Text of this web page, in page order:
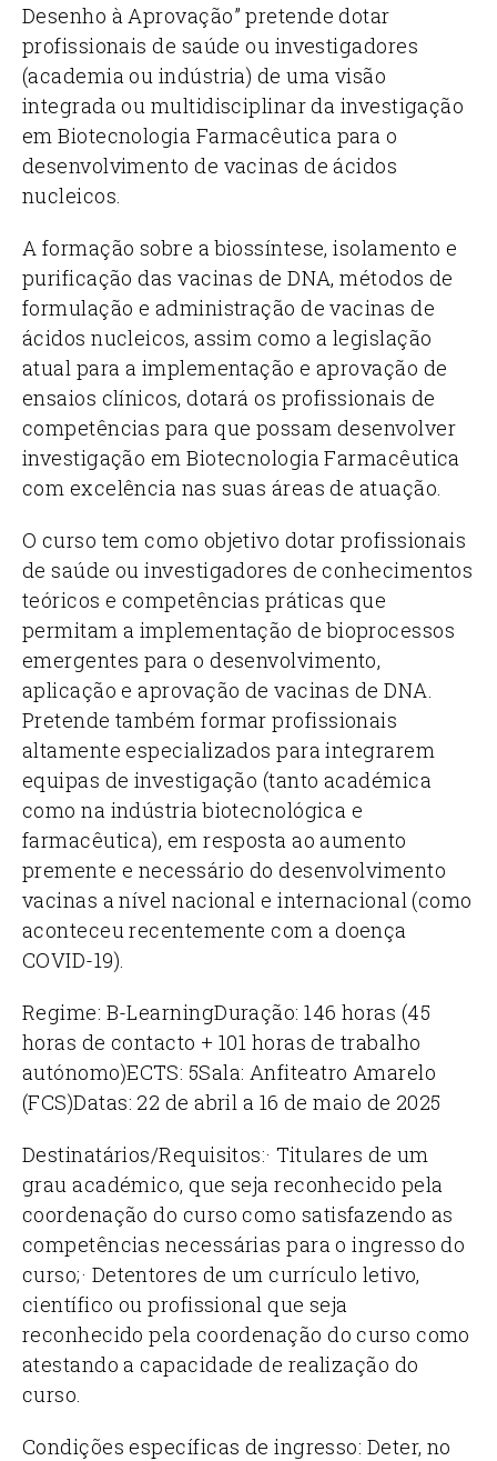
Desenho à Aprovação” pretende dotar
profissionais de saúde ou investigadores
(academia ou indústria) de uma visão
integrada ou multidisciplinar da investigação
em Biotecnologia Farmacêutica para o
desenvolvimento de vacinas de ácidos
nucleicos.
A formação sobre a biossíntese, isolamento e
purificação das vacinas de DNA, métodos de
formulação e administração de vacinas de
ácidos nucleicos, assim como a legislação
atual para a implementação e aprovação de
ensaios clínicos, dotará os profissionais de
competências para que possam desenvolver
investigação em Biotecnologia Farmacêutica
com excelência nas suas áreas de atuação.
O curso tem como objetivo dotar profissionais
de saúde ou investigadores de conhecimentos
teóricos e competências práticas que
permitam a implementação de bioprocessos
emergentes para o desenvolvimento,
aplicação e aprovação de vacinas de DNA.
Pretende também formar profissionais
altamente especializados para integrarem
equipas de investigação (tanto académica
como na indústria biotecnológica e
farmacêutica), em resposta ao aumento
premente e necessário do desenvolvimento
vacinas a nível nacional e internacional (como
aconteceu recentemente com a doença
COVID-19).
Regime: B-LearningDuração: 146 horas (45
horas de contacto + 101 horas de trabalho
autónomo)ECTS: 5Sala: Anfiteatro Amarelo
(FCS)Datas: 22 de abril a 16 de maio de 2025
Destinatários/Requisitos:· Titulares de um
grau académico, que seja reconhecido pela
coordenação do curso como satisfazendo as
competências necessárias para o ingresso do
curso;· Detentores de um currículo letivo,
científico ou profissional que seja
reconhecido pela coordenação do curso como
atestando a capacidade de realização do
curso.
Condições específicas de ingresso: Deter, no